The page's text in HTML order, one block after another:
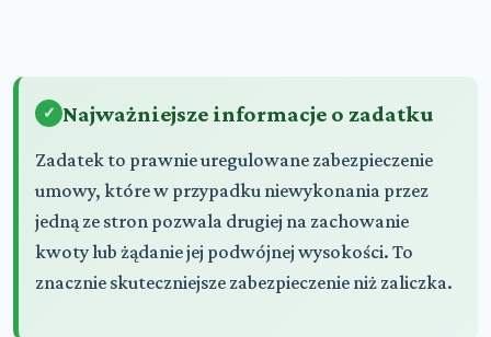
Najważniejsze informacje o zadatku
Zadatek to prawnie uregulowane zabezpieczenie
umowy, które w przypadku niewykonania przez
jedną ze stron pozwala drugiej na zachowanie
kwoty lub żądanie jej podwójnej wysokości. To
znacznie skuteczniejsze zabezpieczenie niż zaliczka.